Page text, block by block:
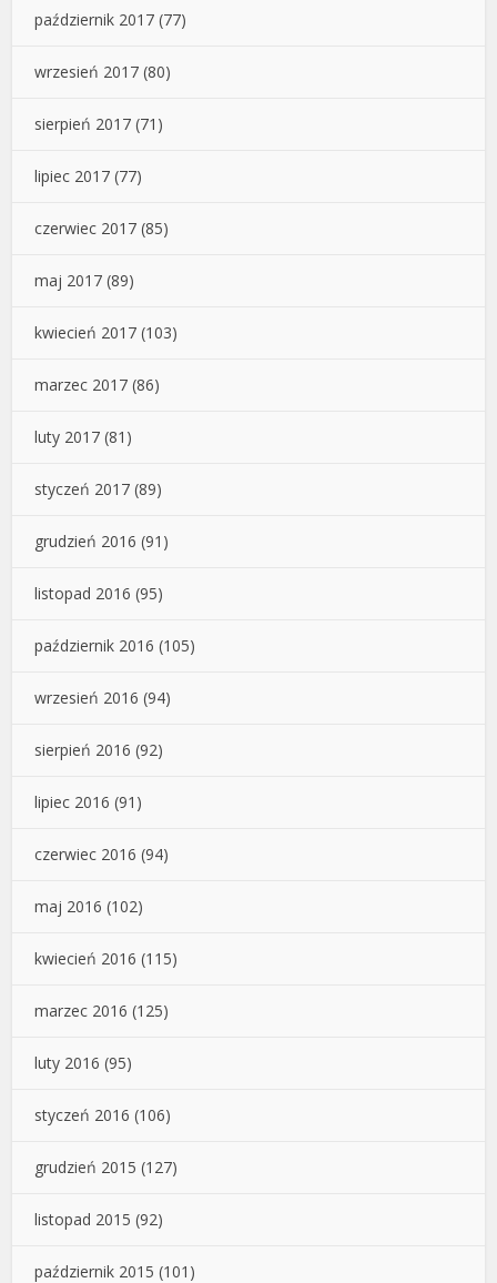
październik 2017 (77)
wrzesień 2017 (80)
sierpień 2017 (71)
lipiec 2017 (77)
czerwiec 2017 (85)
maj 2017 (89)
kwiecień 2017 (103)
marzec 2017 (86)
luty 2017 (81)
styczeń 2017 (89)
grudzień 2016 (91)
listopad 2016 (95)
październik 2016 (105)
wrzesień 2016 (94)
sierpień 2016 (92)
lipiec 2016 (91)
czerwiec 2016 (94)
maj 2016 (102)
kwiecień 2016 (115)
marzec 2016 (125)
luty 2016 (95)
styczeń 2016 (106)
grudzień 2015 (127)
listopad 2015 (92)
październik 2015 (101)